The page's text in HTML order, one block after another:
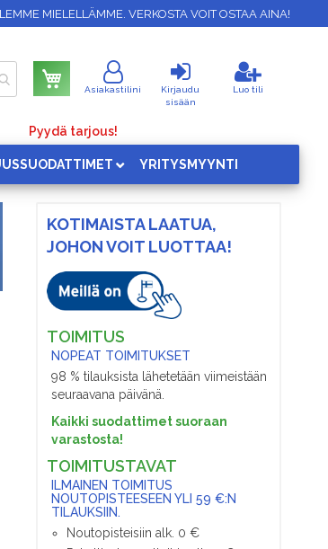
MIELELLÄMME. VERKOSTA VOIT OSTAA AINA!
Ostoskori
Asiakastilini
Kirjaudu
sisään
Luo tili
Pyydä tarjous!
YRITYSMYYNTI
KOTIMAISTA LAATUA,
JOHON VOIT LUOTTAA!
TOIMITUS
NOPEAT TOIMITUKSET
98 % tilauksista lähetetään viimeistään
seuraavana päivänä.
Kaikki suodattimet suoraan
varastosta!
TOIMITUSTAVAT
ILMAINEN TOIMITUS
NOUTOPISTEESEEN YLI 59 €:N
TILAUKSIIN.
Noutopisteisiin alk. 0 €